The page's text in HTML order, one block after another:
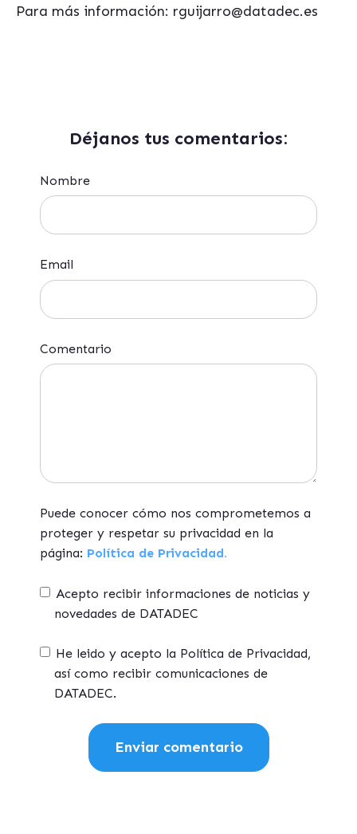
Para más información: rguijarro@datadec.es
Déjanos tus comentarios:
Nombre
Email
Comentario
Puede conocer cómo nos comprometemos a
proteger y respetar su privacidad en la
página: Política de Privacidad.
Acepto recibir informaciones de noticias y
novedades de DATADEC
He leido y acepto la Política de Privacidad,
así como recibir comunicaciones de
DATADEC.